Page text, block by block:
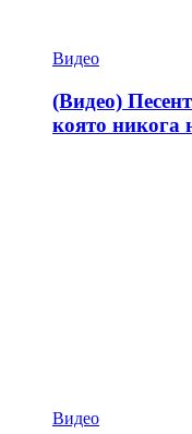
Видео
(Видео)
която никога
Видео